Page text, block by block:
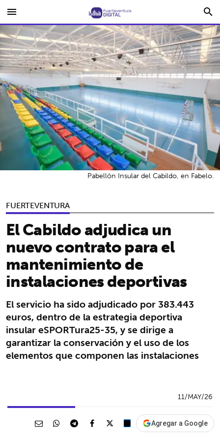
menu search
FUERTEVENTURA
El Cabildo adjudica un
nuevo contrato para el
mantenimiento de
instalaciones deportivas
El servicio ha sido adjudicado por 383.443
euros, dentro de la estrategia deportiva
insular eSPORTura25-35, y se dirige a
garantizar la conservación y el uso de los
elementos que componen las instalaciones
Pabellón Insular del Cabildo, en Fabelo.
11/MAY/26
Agregar a Google